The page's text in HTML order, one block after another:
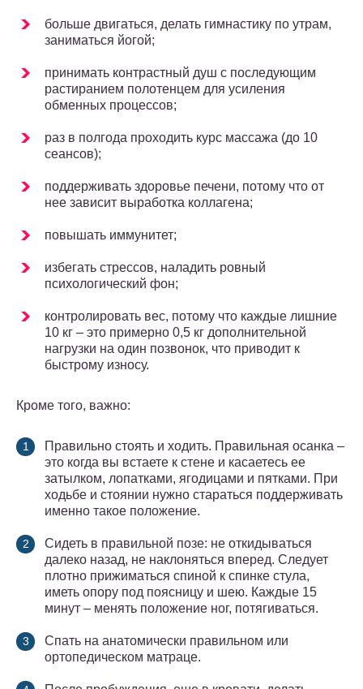
больше двигаться, делать гимнастику по утрам,
заниматься йогой;
принимать контрастный душ с последующим
растиранием полотенцем для усиления
обменных процессов;
раз в полгода проходить курс массажа (до 10
сеансов);
поддерживать здоровье печени, потому что от
нее зависит выработка коллагена;
повышать иммунитет;
избегать стрессов, наладить ровный
психологический фон;
контролировать вес, потому что каждые лишние
10 кг – это примерно 0,5 кг дополнительной
нагрузки на один позвонок, что приводит к
быстрому износу.
Кроме того, важно:
Правильно стоять и ходить. Правильная осанка –
это когда вы встаете к стене и касаетесь ее
затылком, лопатками, ягодицами и пятками. При
ходьбе и стоянии нужно стараться поддерживать
именно такое положение.
Сидеть в правильной позе: не откидываться
далеко назад, не наклоняться вперед. Следует
плотно прижиматься спиной к спинке стула,
иметь опору под поясницу и шею. Каждые 15
минут – менять положение ног, потягиваться.
Спать на анатомически правильном или
ортопедическом матраце.